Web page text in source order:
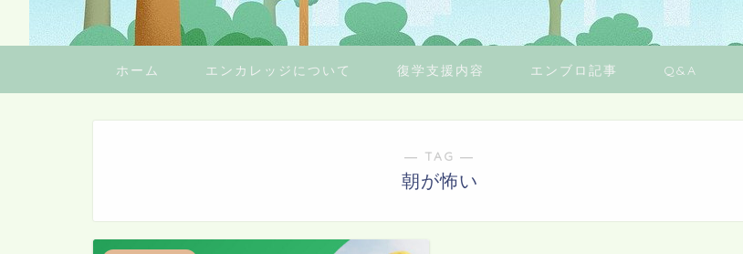
ホーム エンカレッジについて 復学支援内容 エンブロ記事 Q&A
― TAG ―
朝が怖い